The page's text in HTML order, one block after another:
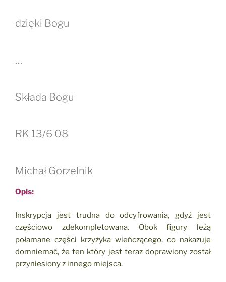
dzięki Bogu
…
Składa Bogu
RK 13/6 08
Michał Gorzelnik
Opis:
Inskrypcja jest trudna do odcyfrowania, gdyż jest
częściowo zdekompletowana. Obok figury leżą
połamane części krzyżyka wieńczącego, co nakazuje
domniemać, że ten który jest teraz doprawiony został
przyniesiony z innego miejsca.